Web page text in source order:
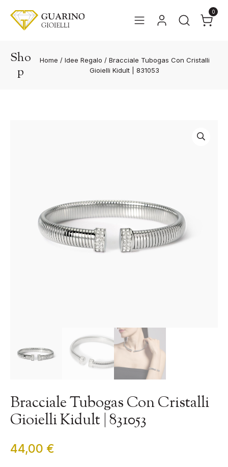
0
Sho
p
Home / Idee Regalo / Bracciale Tubogas Con Cristalli
Gioielli Kidult | 831053
Bracciale Tubogas Con Cristalli
Gioielli Kidult | 831053
44,00 €